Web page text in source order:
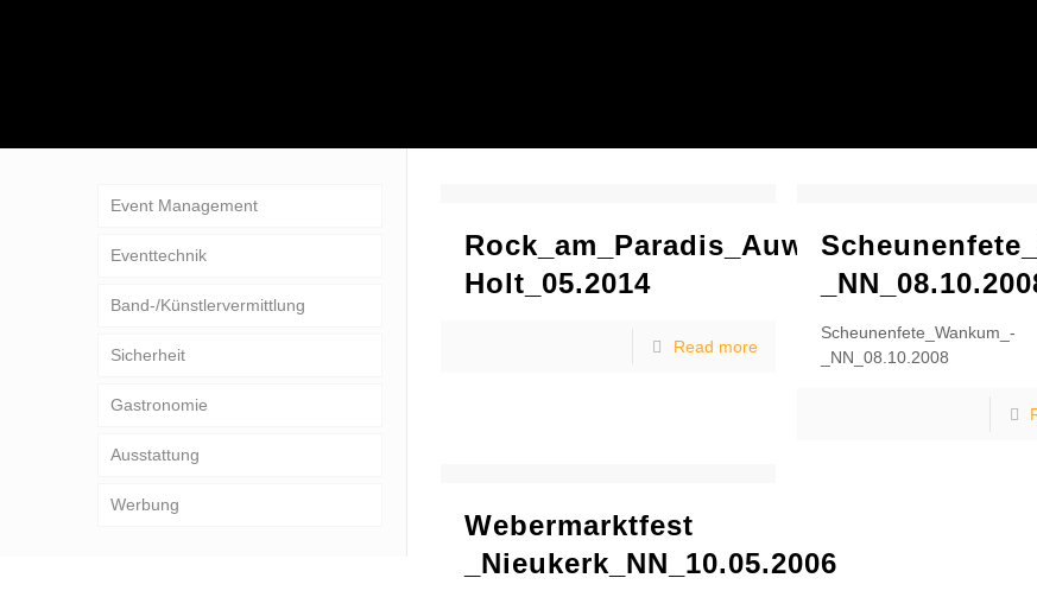
Rock_am_Paradis_Auwel-
Holt_05.2014
Read more
Scheunenfete_Wankum_-
_NN_08.10.2008
Webermarktfest
_Nieukerk_NN_10.05.2006
Event Management
Eventtechnik
Band-/Künstlervermittlung
Sicherheit
Gastronomie
Ausstattung
Werbung